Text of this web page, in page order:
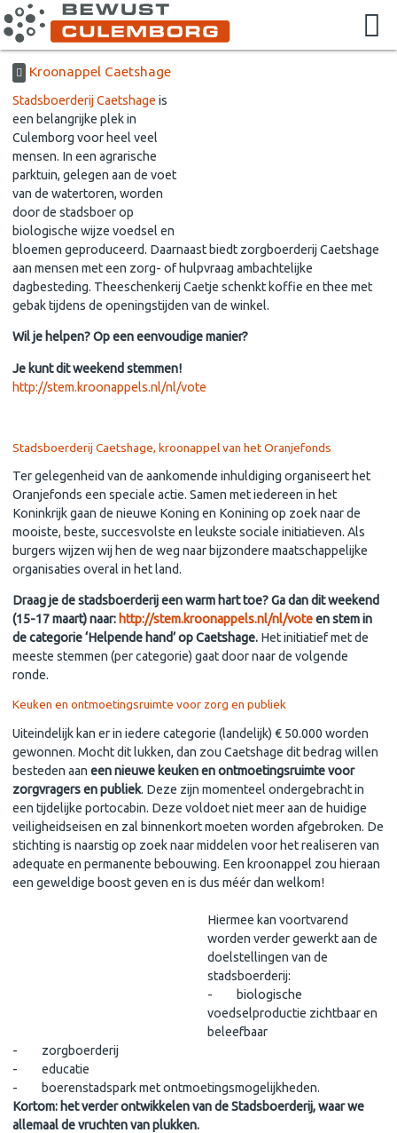
Kroonappel Caetshage
Stadsboerderij Caetshage is
een belangrijke plek in
Culemborg voor heel veel
mensen. In een agrarische
parktuin, gelegen aan de voet
van de watertoren, worden
door de stadsboer op
biologische wijze voedsel en
bloemen geproduceerd. Daarnaast biedt zorgboerderij Caetshage
aan mensen met een zorg- of hulpvraag ambachtelijke
dagbesteding. Theeschenkerij Caetje schenkt koffie en thee met
gebak tijdens de openingstijden van de winkel.
Wil je helpen? Op een eenvoudige manier?
Je kunt dit weekend stemmen!
http://stem.kroonappels.nl/nl/vote
Stadsboerderij Caetshage, kroonappel van het Oranjefonds
Ter gelegenheid van de aankomende inhuldiging organiseert het
Oranjefonds een speciale actie. Samen met iedereen in het
Koninkrijk gaan de nieuwe Koning en Konining op zoek naar de
mooiste, beste, succesvolste en leukste sociale initiatieven. Als
burgers wijzen wij hen de weg naar bijzondere maatschappelijke
organisaties overal in het land.
Draag je de stadsboerderij een warm hart toe? Ga dan dit weekend
(15-17 maart) naar: http://stem.kroonappels.nl/nl/voteen stem in
de categorie ‘Helpende hand’ op Caetshage. Het initiatief met de
meeste stemmen (per categorie) gaat door naar de volgende
ronde.
Keuken en ontmoetingsruimte voor zorg en publiek
Uiteindelijk kan er in iedere categorie (landelijk) € 50.000 worden
gewonnen. Mocht dit lukken, dan zou Caetshage dit bedrag willen
besteden aan een nieuwe keuken en ontmoetingsruimte voor
zorgvragers en publiek. Deze zijn momenteel ondergebracht in
een tijdelijke portocabin. Deze voldoet niet meer aan de huidige
veiligheidseisen en zal binnenkort moeten worden afgebroken. De
stichting is naarstig op zoek naar middelen voor het realiseren van
adequate en permanente bebouwing. Een kroonappel zou hieraan
een geweldige boost geven en is dus méér dan welkom!
Hiermee kan voortvarend
worden verder gewerkt aan de
doelstellingen van de
stadsboerderij:
- biologische
voedselproductie zichtbaar en
beleefbaar
- zorgboerderij
- educatie
- boerenstadspark met ontmoetingsmogelijkheden.
Kortom: het verder ontwikkelen van de Stadsboerderij, waar we
allemaal de vruchten van plukken.